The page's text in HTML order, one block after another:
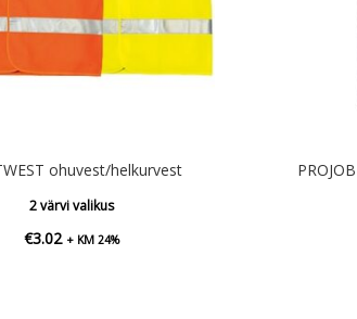
ohuvest/helkurvest
2 värvi valikus
€3.02 + KM 24%